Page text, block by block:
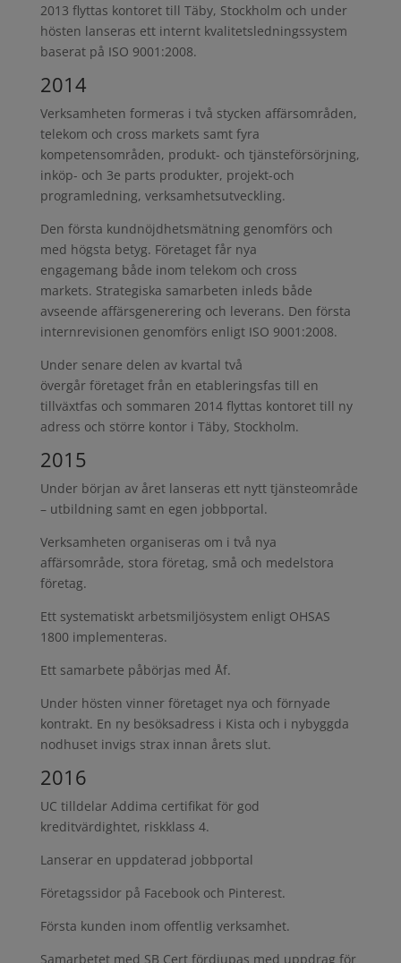
2013 flyttas kontoret till Täby, Stockholm och under
hösten lanseras ett internt kvalitetsledningssystem
baserat på ISO 9001:2008.
2014
Verksamheten formeras i två stycken affärsområden,
telekom och cross markets samt fyra
kompetensområden, produkt- och tjänsteförsörjning,
inköp- och 3e parts produkter, projekt-och
programledning, verksamhetsutveckling.
Den första kundnöjdhetsmätning genomförs och
med högsta betyg. Företaget får nya
engagemang både inom telekom och cross
markets. Strategiska samarbeten inleds både
avseende affärsgenerering och leverans. Den första
internrevisionen genomförs enligt ISO 9001:2008.
Under senare delen av kvartal två
övergår företaget från en etableringsfas till en
tillväxtfas och sommaren 2014 flyttas kontoret till ny
adress och större kontor i Täby, Stockholm.
2015
Under början av året lanseras ett nytt tjänsteområde
– utbildning samt en egen jobbportal.
Verksamheten organiseras om i två nya
affärsområde, stora företag, små och medelstora
företag.
Ett systematiskt arbetsmiljösystem enligt OHSAS
1800 implementeras.
Ett samarbete påbörjas med Åf.
Under hösten vinner företaget nya och förnyade
kontrakt. En ny besöksadress i Kista och i nybyggda
nodhuset invigs strax innan årets slut.
2016
UC tilldelar Addima certifikat för god
kreditvärdightet, riskklass 4.
Lanserar en uppdaterad jobbportal
Företagssidor på Facebook och Pinterest.
Första kunden inom offentlig verksamhet.
Samarbetet med SB Cert fördjupas med uppdrag för